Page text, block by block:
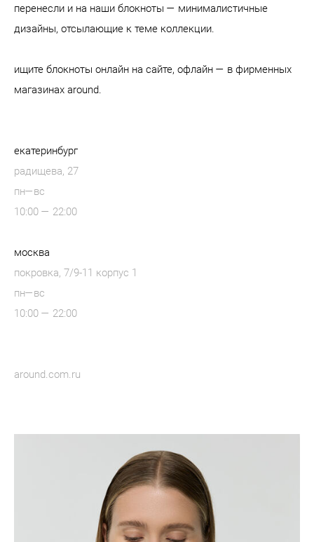
перенесли и на наши блокноты — минималистичные
дизайны, отсылающие к теме коллекции.
ищите блокноты онлайн на сайте, офлайн — в фирменных
магазинах around.
екатеринбург
радищева, 27
пн—вс
10:00 — 22:00
москва
покровка, 7/9-11 корпус 1
пн—вс
10:00 — 22:00
around.com.ru